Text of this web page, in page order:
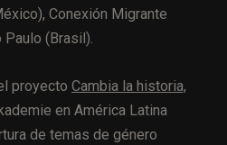
Conexión Migrante
(Brasil).
proyecto Cambia la historia,
en América Latina
de temas de género